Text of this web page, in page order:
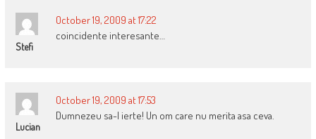
Stefi
October 19, 2009 at 17:22
coincidente interesante…
Lucian
October 19, 2009 at 17:53
Dumnezeu sa-l ierte! Un om care nu merita asa ceva.